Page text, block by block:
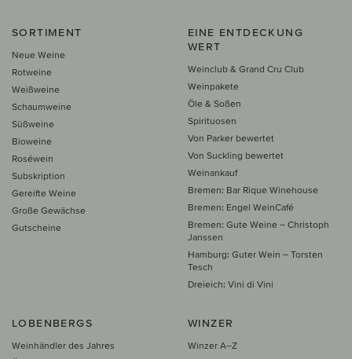
SORTIMENT
Neue Weine
Rotweine
Weißweine
Schaumweine
Süßweine
Bioweine
Roséwein
Subskription
Gereifte Weine
Große Gewächse
Gutscheine
EINE ENTDECKUNG
WERT
Weinclub & Grand Cru Club
Weinpakete
Öle & Soßen
Spirituosen
Von Parker bewertet
Von Suckling bewertet
Weinankauf
Bremen: Bar Rique Winehouse
Bremen: Engel WeinCafé
Bremen: Gute Weine – Christoph
Janssen
Hamburg: Guter Wein – Torsten
Tesch
Dreieich: Vini di Vini
LOBENBERGS
Weinhändler des Jahres
WINZER
Winzer A–Z